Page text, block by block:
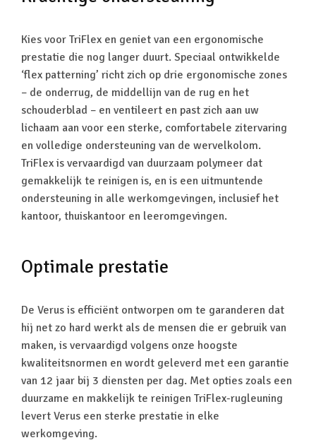
Kies voor TriFlex en geniet van een ergonomische
prestatie die nog langer duurt. Speciaal ontwikkelde
‘flex patterning’ richt zich op drie ergonomische zones
– de onderrug, de middellijn van de rug en het
schouderblad – en ventileert en past zich aan uw
lichaam aan voor een sterke, comfortabele zitervaring
en volledige ondersteuning van de wervelkolom.
TriFlex is vervaardigd van duurzaam polymeer dat
gemakkelijk te reinigen is, en is een uitmuntende
ondersteuning in alle werkomgevingen, inclusief het
kantoor, thuiskantoor en leeromgevingen.
Optimale prestatie
De Verus is efficiënt ontworpen om te garanderen dat
hij net zo hard werkt als de mensen die er gebruik van
maken, is vervaardigd volgens onze hoogste
kwaliteitsnormen en wordt geleverd met een garantie
van 12 jaar bij 3 diensten per dag. Met opties zoals een
duurzame en makkelijk te reinigen TriFlex-rugleuning
levert Verus een sterke prestatie in elke
werkomgeving.